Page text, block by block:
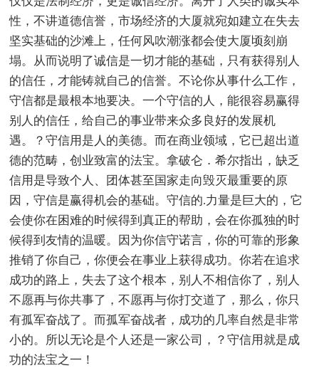
性，不讲道德信誉，市场经济的大厦就宛如建立在失去
坚实基础的沙滩上，任何风吹潮涨都会使大厦顷刻崩
塌。从而说明了诚信是一切才能的基础，只有获得别人
的信任，才能铸就自己的信誉。不论你从事什么工作，
守信都是最根本地要决。一个守信的人，能很容易赢得
别人的信任，给自己的事业带来众多良好的发展机
遇。？守信用是人的美德。而在商业领域，它已超出道
德的范畴，创业致富的法宝。拿破仑．希尔指出，缺乏
信用是导致个人、团体甚至国家走向毁灭最重要的原
因，守信是赢得机会的基础。守信的.力量是巨大的，它
会使你在困难的时候得到真正的帮助，会在你孤独的时
候得到友情的温暖。因为你信守诺言，你的可靠的形象
推销了你自己，你便会在事业上获得成功。你若在追求
成功的路上，失去了这个根本，别人不相信你了，别人
不愿再与你共事了，不愿再与你打交道了，那么，你只
有孤军奋战了。而孤军奋战者，成功的几率自然是非常
小的。所以无论是个人还是一家公司，？守信用就是成
功的法宝之一！